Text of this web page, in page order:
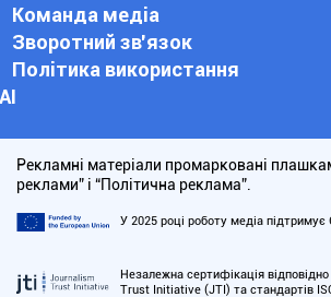
Команда медіа
Зворотний зв'язок
Політика використання
АІ
Рекламні матеріали промарковані
реклами” і “Політична реклама”.
У 2025 році роботу медіа
Незалежна сертифікація
Trust Initiative (JTI) та стандартів